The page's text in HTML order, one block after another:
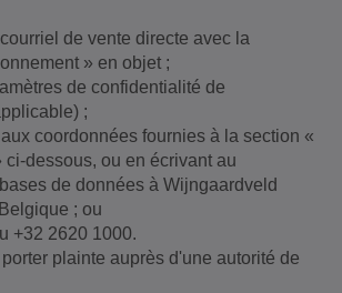
de vente directe avec la
» en objet ;
de confidentialité de
;
coordonnées fournies à la section «
ci-dessous, ou en écrivant au
de données à Wijngaardveld
; ou
+32 2620 1000.
plainte auprès d'une autorité de